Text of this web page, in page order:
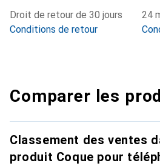
Droit de retour de 30 jours
Conditions de retour
24
Comparer les
Classement des ventes
produit Coque pour